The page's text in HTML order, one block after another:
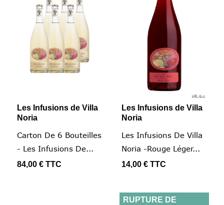
Les Infusions de Villa
Noria
Carton De 6 Bouteilles
- Les Infusions De...
84,00 € TTC
Les Infusions de Villa
Noria
Les Infusions De Villa
Noria -Rouge Léger...
14,00 € TTC
RUPTURE DE